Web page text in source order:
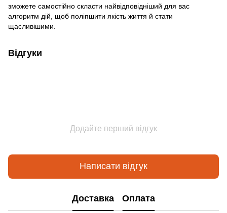
зможете самостійно скласти найвідповідніший для вас
алгоритм дій, щоб поліпшити якість життя й стати
щасливішими.
Відгуки
Додайте перший відгук
Написати відгук
Доставка Оплата